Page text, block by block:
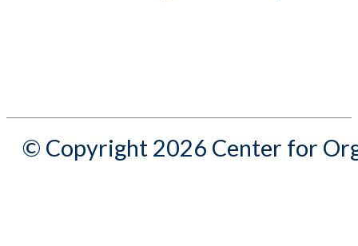
© Copyright 2026 Center for